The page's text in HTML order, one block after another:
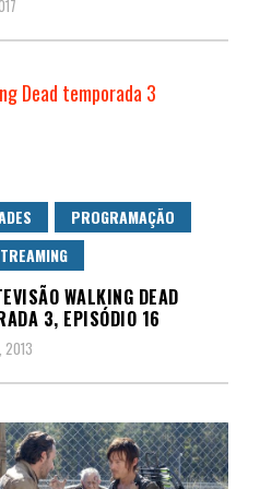
PROGRAMAÇÃO
WALKING DEAD
3, EPISÓDIO 16
2013